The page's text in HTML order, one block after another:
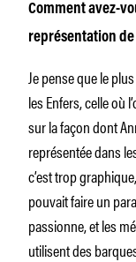
Comment avez-
représentation de
Je pense que le
les Enfers, celle où
sur la façon dont
représentée dans
c’est trop
pouvait faire un
passionne, et les
utilisent des